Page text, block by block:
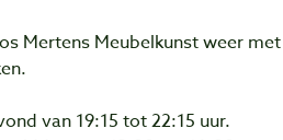
Mertens Meubelkunst weer
van 19:15 tot 22:15 uur.